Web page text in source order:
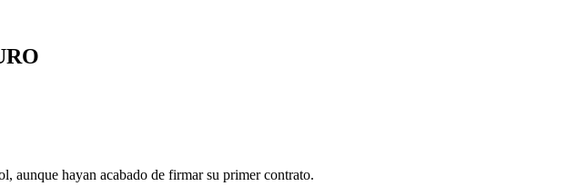
aunque hayan acabado de firmar su primer contrato.